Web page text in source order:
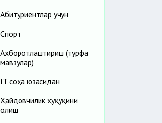
Абитуриентлар учун
Спорт
Ахборотлаштириш (турфа
мавзулар)
IT соҳа юзасидан
Ҳайдовчилик ҳуқуқини
олиш